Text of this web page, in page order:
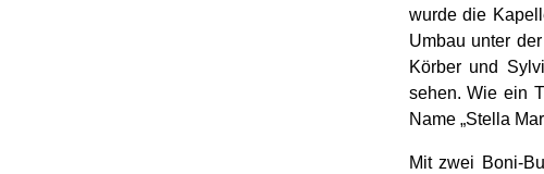
wurde die
Umbau unter
Körber und
sehen. Wie ein
Name „Stella
Mit zwei Boni-